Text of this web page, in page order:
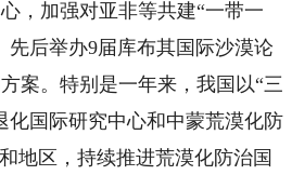
，加强对亚非等共建“一带一
后举办9届库布其国际沙漠论
案。特别是一年来，我国以“三
化国际研究中心和中蒙荒漠化防
地区，持续推进荒漠化防治国